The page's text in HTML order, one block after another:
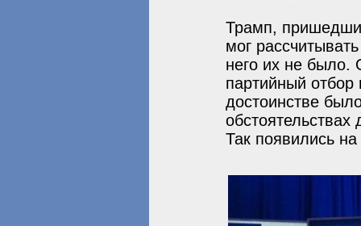
Трамп, пришедши
мог
него их не было.
партийный отбор
достоинстве
Так появились